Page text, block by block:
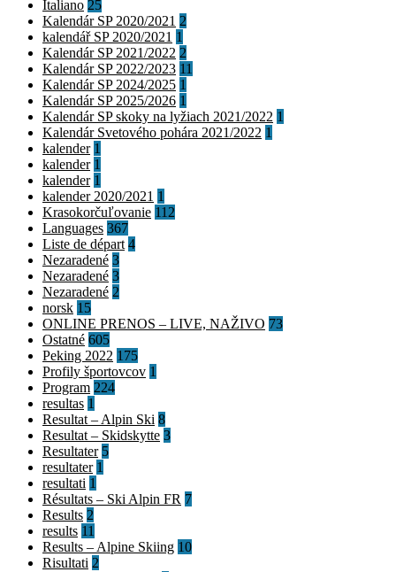
Italiano 25
Kalendár SP 2020/2021 2
kalendář SP 2020/2021 1
Kalendár SP 2021/2022 2
Kalendár SP 2022/2023 11
Kalendár SP 2024/2025 1
Kalendár SP 2025/2026 1
Kalendár SP skoky na lyžiach 2021/2022 1
Kalendár Svetového pohára 2021/2022 1
kalender 1
kalender 1
kalender 1
kalender 2020/2021 1
Krasokorčuľovanie 112
Languages 367
Liste de départ 4
Nezaradené 3
Nezaradené 3
Nezaradené 2
norsk 15
ONLINE PRENOS – LIVE, NAŽIVO 73
Ostatné 605
Peking 2022 175
Profily športovcov 1
Program 224
resultas 1
Resultat – Alpin Ski 8
Resultat – Skidskytte 3
Resultater 5
resultater 1
resultati 1
Résultats – Ski Alpin FR 7
Results 2
results 11
Results – Alpine Skiing 10
Risultati 2